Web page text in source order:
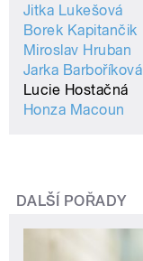
Jitka Lukešová
Borek Kapitančik
Miroslav Hruban
Jarka Barboříková
Lucie Hostačná
Honza Macoun
DALŠÍ POŘADY